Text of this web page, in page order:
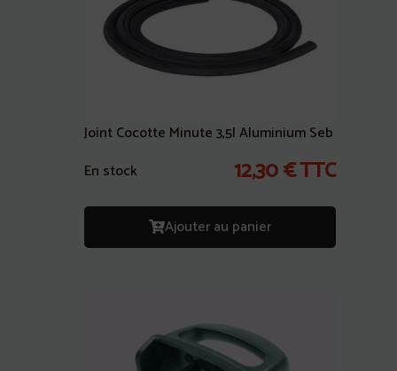
Joint Cocotte Minute 3,5l Aluminium Seb
En stock
12,30€TTC
Ajouter au panier